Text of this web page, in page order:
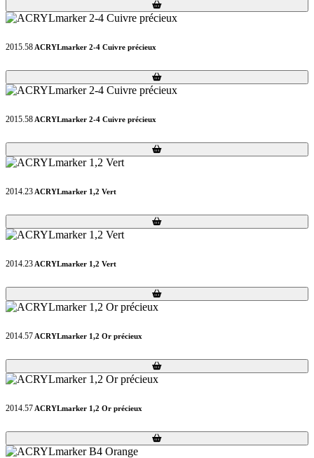
Loading...
Loading...
2015.58 ACRYLmarker 2-4 Cuivre précieux
Loading...
Loading...
2015.58 ACRYLmarker 2-4 Cuivre précieux
Loading...
Loading...
2014.23 ACRYLmarker 1,2 Vert
Loading...
Loading...
2014.23 ACRYLmarker 1,2 Vert
Loading...
Loading...
2014.57 ACRYLmarker 1,2 Or précieux
Loading...
Loading...
2014.57 ACRYLmarker 1,2 Or précieux
Loading...
Loading...